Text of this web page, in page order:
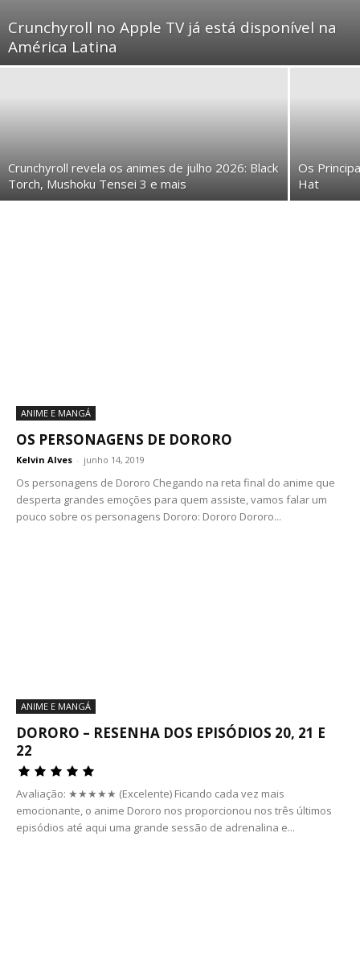
Crunchyroll no Apple TV já está disponível na
América Latina
Crunchyroll revela os animes de julho 2026: Black
Torch, Mushoku Tensei 3 e mais
Os
Hat
ANIME E MANGÁ
OS PERSONAGENS DE DORORO
Kelvin Alves - junho 14, 2019
Os personagens de Dororo Chegando na reta final do anime que
desperta grandes emoções para quem assiste, vamos falar um
pouco sobre os personagens Dororo: Dororo Dororo...
ANIME E MANGÁ
DORORO – RESENHA DOS EPISÓDIOS 20, 21 E
22
Avaliação: ★★★★★ (Excelente) Ficando cada vez mais
emocionante, o anime Dororo nos proporcionou nos três últimos
episódios até aqui uma grande sessão de adrenalina e...